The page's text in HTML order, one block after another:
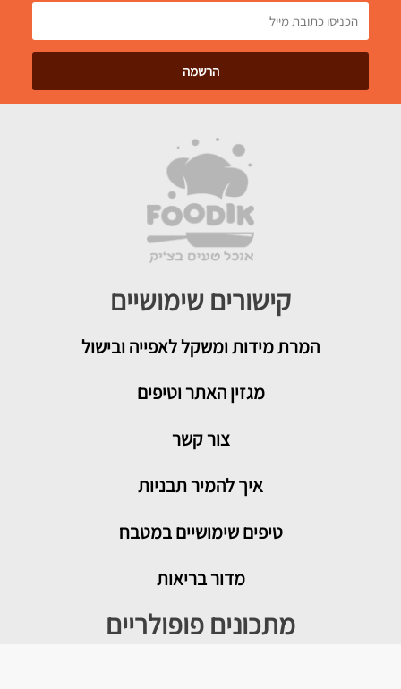
קישורים שימושיים
המרת מידות ומשקל לאפייה ובישול
מגזין האתר וטיפים
צור קשר
איך להמיר תבניות
טיפים שימושיים במטבח
מדור בריאות
מתכונים פופולריים